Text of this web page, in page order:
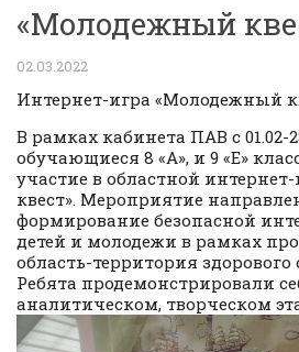
«Молодежный
02.03.2022
Интернет-игра «Молодежный
В рамках кабинета ПАВ с 01.02-
обучающиеся 8 «А», и 9 «Е»
участие в областной
квест». Мероприятие
формирование безопасной
детей и молодежи в рамках
область-территория здорового
Ребята продемонстрировали
аналитическом, творческом